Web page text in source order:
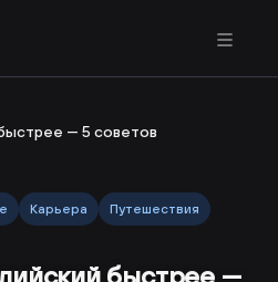
— 5 советов
Карьера Путешествия
быстрее —